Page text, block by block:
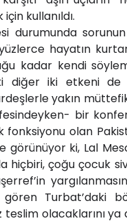
kullanıldı.
durumunda
hayatın
kadar kendi
diğer iki etkeni
yakın
bir
olan
ki, Lal
hiçbiri, çoğu çocuk
Turbat’daki
olacaklarını